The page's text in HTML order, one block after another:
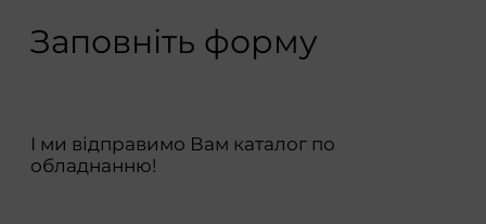
Заповніть форму
І ми відправимо Вам каталог по
обладнанню!